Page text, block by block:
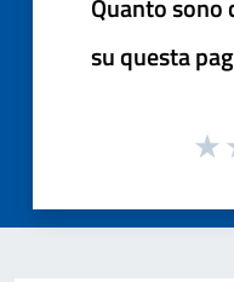
su questa